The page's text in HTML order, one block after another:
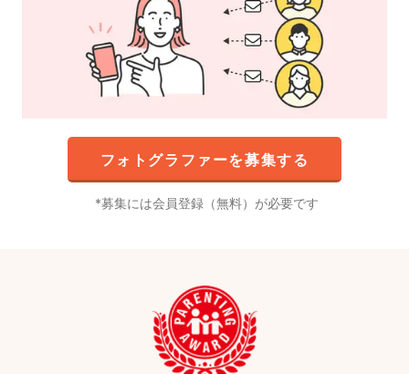
フォトグラファーを募集する
募集には会員登録（無料）が必要です